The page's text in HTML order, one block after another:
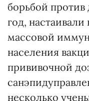
борьбой
год,
массовой
населения
прививочной
несколько